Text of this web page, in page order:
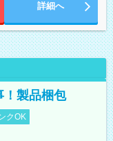
詳細へ
！製品梱包
クOK